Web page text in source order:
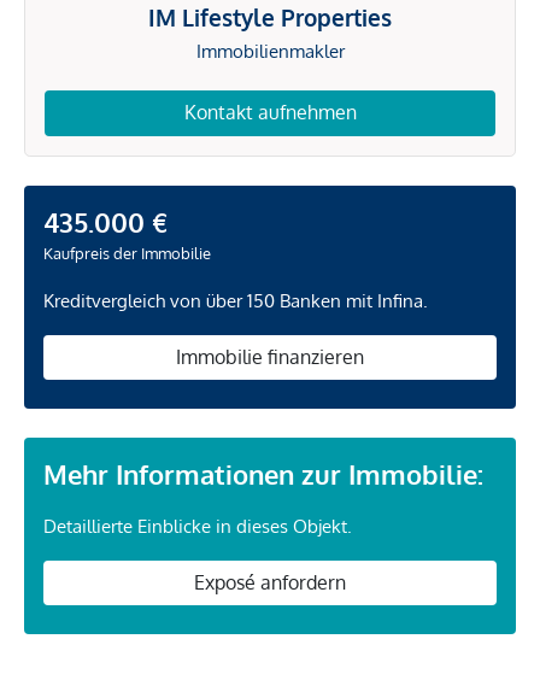
IM Lifestyle Properties
Immobilienmakler
Kontakt aufnehmen
435.000 €
Kaufpreis der Immobilie
Kreditvergleich von über 150 Banken mit Infina.
Immobilie finanzieren
Mehr Informationen zur Immobilie:
Detaillierte Einblicke in dieses Objekt.
Exposé anfordern